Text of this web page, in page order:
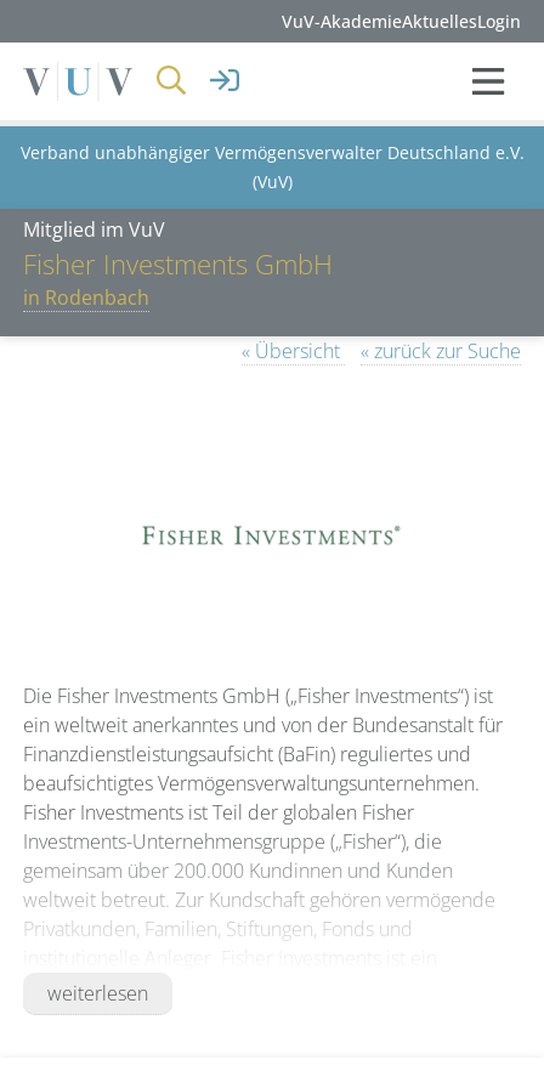
VuV-AkademieAktuellesLogin
Verband unabhängiger Vermögensverwalter Deutschland e.V.
(VuV)
Mitglied im VuV
Fisher Investments GmbH
in Rodenbach
« Übersicht
« zurück zur Suche
Die Fisher Investments GmbH („Fisher Investments“) ist
ein weltweit anerkanntes und von der Bundesanstalt für
Finanzdienstleistungsaufsicht (BaFin) reguliertes und
beaufsichtigtes Vermögensverwaltungsunternehmen.
Fisher Investments ist Teil der globalen Fisher
Investments-Unternehmensgruppe („Fisher“), die
gemeinsam über 200.000 Kundinnen und Kunden
weltweit betreut. Zur Kundschaft gehören vermögende
Privatkunden, Familien, Stiftungen, Fonds und
langjähriges Mitglied des Verbands unabhängiger
Vermögensverwalter („VuV“).
weiterlesen